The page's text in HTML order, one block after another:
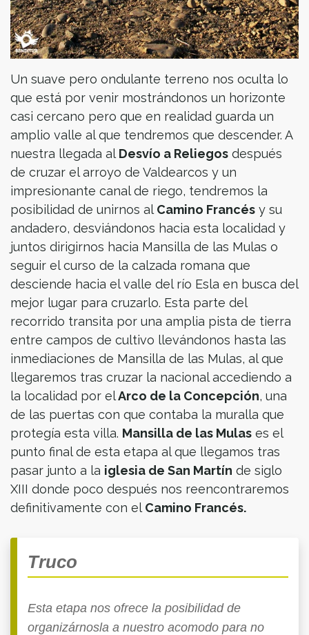
Un suave pero ondulante terreno nos oculta lo
que está por venir mostrándonos un horizonte
casi cercano pero que en realidad guarda un
amplio valle al que tendremos que descender. A
nuestra llegada al Desvío a Reliegos después
de cruzar el arroyo de Valdearcos y un
impresionante canal de riego, tendremos la
posibilidad de unirnos al Camino Francés y su
andadero, desviándonos hacia esta localidad y
juntos dirigirnos hacia Mansilla de las Mulas o
seguir el curso de la calzada romana que
desciende hacia el valle del río Esla en busca del
mejor lugar para cruzarlo. Esta parte del
recorrido transita por una amplia pista de tierra
entre campos de cultivo llevándonos hasta las
inmediaciones de Mansilla de las Mulas, al que
llegaremos tras cruzar la nacional accediendo a
la localidad por elArco de la Concepción, una
de las puertas con que contaba la muralla que
protegía esta villa. Mansilla de las Mulas es el
punto final de esta etapa al que llegamos tras
pasar junto a la iglesia de San Martín de siglo
XIII donde poco después nos reencontraremos
definitivamente con el Camino Francés.
Truco
Esta etapa nos ofrece la posibilidad de
organizárnosla a nuestro acomodo para no